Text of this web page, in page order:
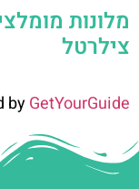
צילרטל
byGetYourGuide